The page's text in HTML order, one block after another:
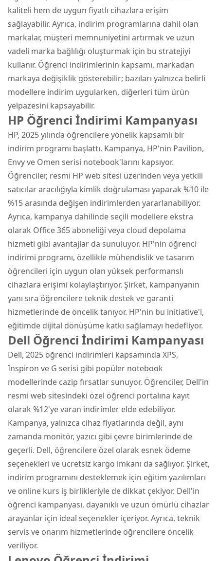
kaliteli hem de uygun fiyatlı cihazlara erişim
sağlayabilir. Ayrıca, indirim programlarına dahil olan
markalar, müşteri memnuniyetini artırmak ve uzun
vadeli marka bağlılığı oluşturmak için bu stratejiyi
kullanır. Öğrenci indirimlerinin kapsamı, markadan
markaya değişiklik gösterebilir; bazıları yalnızca belirli
modellere indirim uygularken, diğerleri tüm ürün
yelpazesini kapsayabilir.
HP Öğrenci İndirimi Kampanyası
HP, 2025 yılında öğrencilere yönelik kapsamlı bir
indirim programı başlattı. Kampanya, HP'nin Pavilion,
Envy ve Omen serisi notebook'larını kapsıyor.
Öğrenciler, resmi HP web sitesi üzerinden veya yetkili
satıcılar aracılığıyla kimlik doğrulaması yaparak %10 ile
%15 arasında değişen indirimlerden yararlanabiliyor.
Ayrıca, kampanya dahilinde seçili modellere ekstra
olarak Office 365 aboneliği veya cloud depolama
hizmeti gibi avantajlar da sunuluyor. HP'nin öğrenci
indirimi programı, özellikle mühendislik ve tasarım
öğrencileri için uygun olan yüksek performanslı
cihazlara erişimi kolaylaştırıyor. Şirket, kampanyanın
yanı sıra öğrencilere teknik destek ve garanti
hizmetlerinde de öncelik tanıyor. HP'nin bu initiative'i,
eğitimde dijital dönüşüme katkı sağlamayı hedefliyor.
Dell Öğrenci İndirimi Kampanyası
Dell, 2025 öğrenci indirimleri kapsamında XPS,
Inspiron ve G serisi gibi popüler notebook
modellerinde cazip fırsatlar sunuyor. Öğrenciler, Dell'in
resmi web sitesindeki özel öğrenci portalına kayıt
olarak %12'ye varan indirimler elde edebiliyor.
Kampanya, yalnızca cihaz fiyatlarında değil, aynı
zamanda monitör, yazıcı gibi çevre birimlerinde de
geçerli. Dell, öğrencilere özel olarak esnek ödeme
seçenekleri ve ücretsiz kargo imkanı da sağlıyor. Şirket,
indirim programını desteklemek için eğitim yazılımları
ve online kurs iş birlikleriyle de dikkat çekiyor. Dell'in
öğrenci kampanyası, dayanıklı ve uzun ömürlü cihazlar
arayanlar için ideal seçenekler içeriyor. Ayrıca, teknik
servis ve onarım hizmetlerinde öğrencilere öncelik
veriliyor.